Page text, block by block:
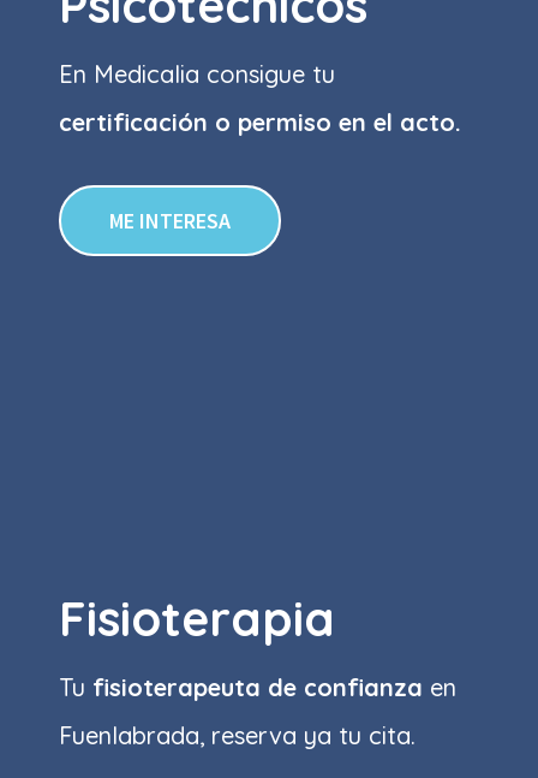
En Medicalia consigue tu
certificación o permiso en el acto.
ME INTERESA
Fisioterapia
Tu fisioterapeuta de confianza en
Fuenlabrada, reserva ya tu cita.